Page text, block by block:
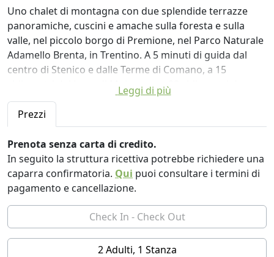
Uno chalet di montagna con due splendide terrazze
panoramiche, cuscini e amache sulla foresta e sulla
valle, nel piccolo borgo di Premione, nel Parco Naturale
Adamello Brenta, in Trentino. A 5 minuti di guida dal
centro di Stenico e dalle Terme di Comano, a 15
chilometri dal Lago di Molveno e a 22 chilometri da
Andalo, è il punto di partenza ideale per escursioni in
mpountain bike o e-bike, itinerari a cavallo, trekking in
alta quota tra le bellezze naturali del Trentino.
A disposizione degli ospiti soggiorni privati in legno, un
romantico caminetto ed una libreria sulla montagna.
Due suite fatte per godersi l'atmosfera affascinante
della casa. Internet WiFi e parcheggio gratuito per gli
ospiti. In tutte camere troverete un'area salotto per
rilassarvi dopo una giornata intensa, spazio per lo yoga
e per la lettura.
Leggi di più
Prezzi
Prenota senza carta di credito.
In seguito la struttura ricettiva potrebbe richiedere una
caparra confirmatoria. Qui puoi consultare i termini di
pagamento e cancellazione.
2 Adulti, 1 Stanza